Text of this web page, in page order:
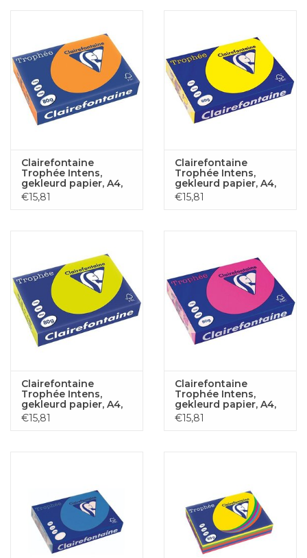
Clairefontaine
Trophée Intens,
gekleurd papier, A4,
80 g, 500 vel, fluo
oranje
€15,81
Clairefontaine
Trophée Intens,
gekleurd papier, A4,
80 g, 500 vel, fluogeel
€15,81
Clairefontaine
Trophée Intens,
gekleurd papier, A4,
80 g, 500 vel, fluo
groen
€15,81
Clairefontaine
Trophée Intens,
gekleurd papier, A4,
80 g, 500 vel, fluo
roze
€15,81